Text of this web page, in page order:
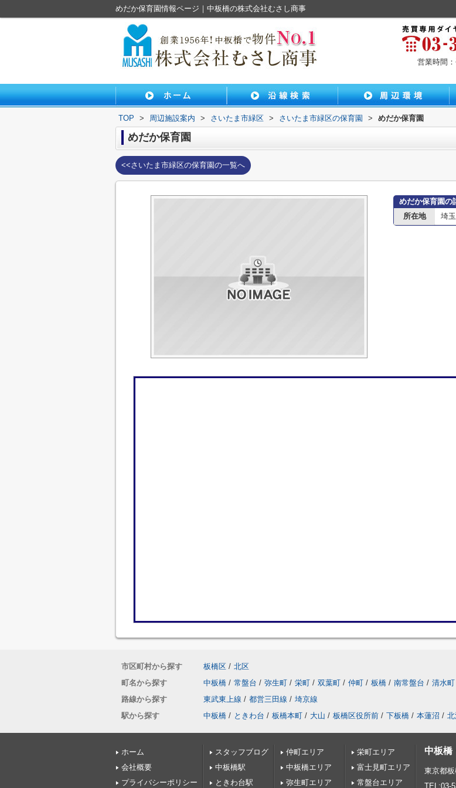
めだか保育園情報ページ｜中板橋の株式会社むさし商事
営業時間
TOP > 周辺施設案内 > さいたま市緑区 > さいたま市緑区の保育園 > めだか保育園
めだか保育園
<<さいたま市緑区の保育園の一覧へ
めだか保育園の
所在地
埼
市区町村から探す 板橋区 / 北区
町名から探す
中板橋 / 常盤台 / 弥生町 / 栄町 / 双葉町 / 仲町 / 板橋 / 南常盤台 / 清水町
路線から探す
東武東上線 / 都営三田線 / 埼京線
駅から探す
中板橋 / ときわ台 / 板橋本町 / 大山 / 板橋区役所前 / 下板橋 / 本蓮沼 /
ホーム
会社概要
プライバシーポリシー
スタッフブログ
中板橋駅
ときわ台駅
仲町エリア
中板橋エリア
弥生町エリア
栄町エリア
富士見町エリア
常盤台エリア
中板橋
東京都
TEL:03-